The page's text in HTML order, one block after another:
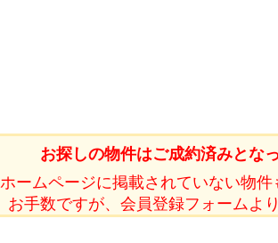
お探しの物件はご成約済みとな
ホームページに掲載されていない物件
お手数ですが、会員登録フォームよ